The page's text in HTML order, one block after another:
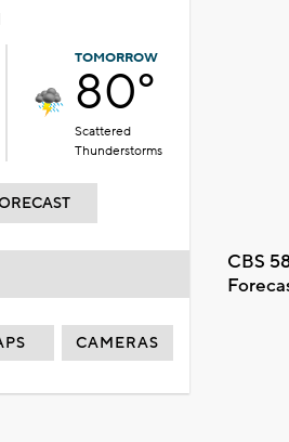
TOMORROW
80°
Scattered
Thunderstorms
CBS
CAMERAS